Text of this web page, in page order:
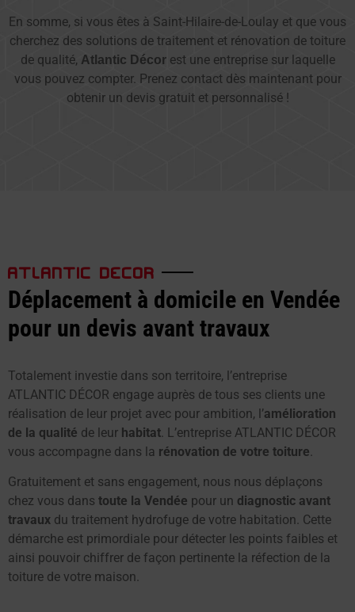
En somme, si vous êtes à Saint-Hilaire-de-Loulay et que vous
cherchez des solutions de traitement et rénovation de toiture
de qualité, Atlantic Décorest une entreprise sur laquelle
vous pouvez compter. Prenez contact dès maintenant pour
obtenir un devis gratuit et personnalisé !
ATLANTIC DECOR
Déplacement à domicile en Vendée
pour un devis avant travaux
Totalement investie dans son territoire, l’entreprise
ATLANTIC DÉCOR engage auprès de tous ses clients une
réalisation de leur projet avec pour ambition, l’amélioration
de la qualité de leur habitat . L’entreprise ATLANTIC DÉCOR
vous accompagne dans la rénovation de votre toiture
Gratuitement et sans engagement, nous nous déplaçons
chez vous dans toute la Vendée pour un diagnostic avant
travaux du traitement hydrofuge de votre habitation. Cette
démarche est primordiale pour détecter les points faibles et
ainsi pouvoir chiffrer de façon pertinente la réfection de la
toiture de votre maison.